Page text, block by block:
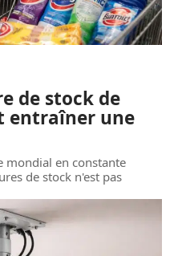
de stock de
entraîner une
mondial en constante
de stock n'est pas